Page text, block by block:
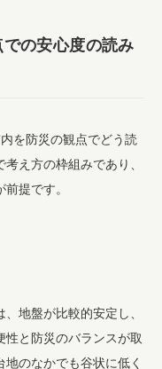
の安心度の読み
を防災の観点でどう読
え方の枠組みであり、
提です。
地盤が比較的安定し、
と防災のバランスが取
のなかでも谷状に低く